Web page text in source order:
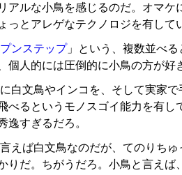
アルな小鳥を感じるのだ。オマ
っとアレゲなテクノロジを有して
ンステップ」という、複数並べ
個人的には圧倒的に小鳥の方が好
白文鳥やインコを、そして実家
べるというモノスゴイ能力を有
逸すぎるだろ。
えば白文鳥なのだが、てのりち
りだ。ちがうだろ。小鳥と言えば